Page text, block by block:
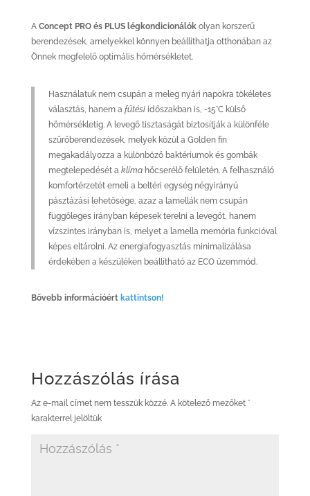
A Concept PRO és PLUS légkondicionálókolyan korszerű
berendezések, amelyekkel könnyen beállíthatja otthonában az
Önnek megfelelő optimális hőmérsékletet.
Használatuk nem csupán a meleg nyári napokra tökéletes
választás, hanem a fűtési időszakban is, -15°C külső
hőmérsékletig. A levegő tisztaságát biztosítják a különféle
szűrőberendezések, melyek közül a Golden fin
megakadályozza a különböző baktériumok és gombák
megtelepedését a klíma hőcserélő felületén. A felhasználó
komfortérzetét emeli a beltéri egység négyirányú
pásztázási lehetősége, azaz a lamellák nem csupán
függőleges irányban képesek terelni a levegőt, hanem
vízszintes irányban is, melyet a lamella memória funkcióval
képes eltárolni. Az energiafogyasztás minimalizálása
érdekében a készüléken beállítható az ECO üzemmód.
Bővebb információért kattintson!
Hozzászólás írása
Az e-mail címet nem tesszük közzé. A kötelező mezőket *
karakterrel jelöltük